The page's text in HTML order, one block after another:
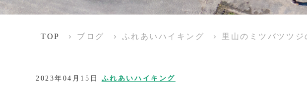
TOP ブログ ふれあいハイキング 里山のミツバツ
2023年04月15日 ふれあいハイキング